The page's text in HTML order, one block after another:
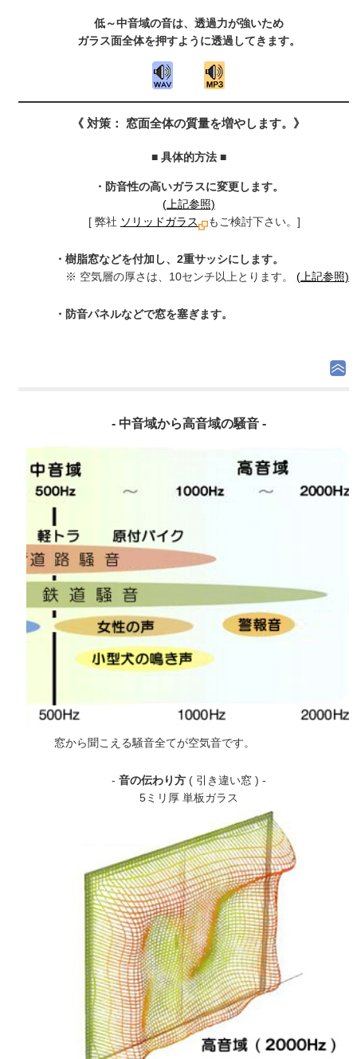
低～中音域の音は、透過力が強いため
ガラス面全体を押すように透過してきます。
《 対策： 窓面全体の質量を増やします。》
■ 具体的方法 ■
・防音性の高いガラスに変更します。
(上記参照)
[ 弊社 ソリッドガラス もご検討下さい。]
・樹脂窓などを付加し、2重サッシにします。
※ 空気層の厚さは、10センチ以上とります。 (上記参照)
・防音パネルなどで窓を塞ぎます。
- 中音域から高音域の騒音 -
窓から聞こえる騒音全てが空気音です。
- 音の伝わり方( 引き違い窓 ) -
5ミリ厚 単板ガラス